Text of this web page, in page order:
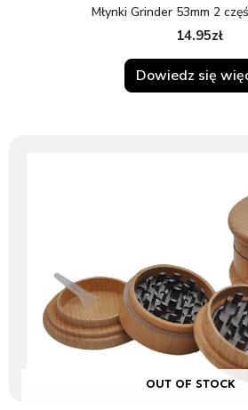
Młynki Grinder 53mm 2
14.95zł
Dowiedz się
OUT OF STOCK